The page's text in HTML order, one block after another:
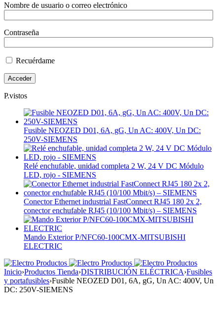
Nombre de usuario o correo electrónico
Contraseña
Recuérdame
P.vistos
Fusible NEOZED D01, 6A, gG, Un AC: 400V, Un DC:
250V-SIEMENS
Relé enchufable, unidad completa 2 W, 24 V DC Módulo
LED, rojo - SIEMENS
Conector Ethernet industrial FastConnect RJ45 180 2x 2,
conector enchufable RJ45 (10/100 Mbit/s) – SIEMENS
Mando Exterior P/NFC60-100CMX-MITSUBISHI
ELECTRIC
Inicio›Productos Tienda›DISTRIBUCIÓN ELÉCTRICA›Fusibles
y portafusibles›Fusible NEOZED D01, 6A, gG, Un AC: 400V, Un
DC: 250V-SIEMENS